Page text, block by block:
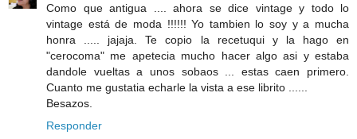
Como que antigua .... ahora se dice vintage y todo lo
vintage está de moda !!!!!! Yo tambien lo soy y a mucha
honra ..... jajaja. Te copio la recetuqui y la hago en
"cerocoma" me apetecia mucho hacer algo asi y estaba
dandole vueltas a unos sobaos ... estas caen primero.
Cuanto me gustatia echarle la vista a ese librito ......
Besazos.
Responder